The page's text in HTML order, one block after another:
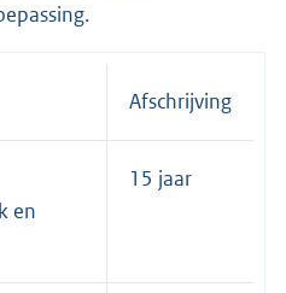
Afschrijving
en
15 jaar